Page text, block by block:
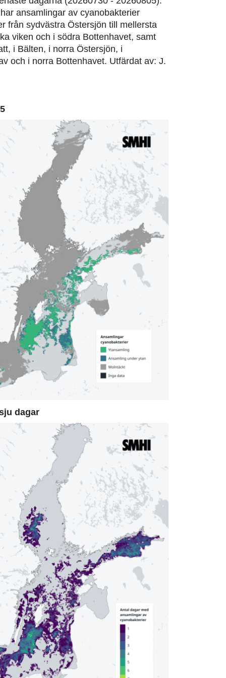
ansamlingar av cyanobakterier
från sydvästra Östersjön till mellersta
viken och i södra Bottenhavet, samt
i Bälten, i norra Östersjön, i
och i norra Bottenhavet. Utfärdat av: J.
dagar